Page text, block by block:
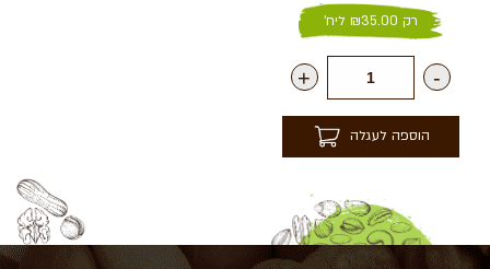
רק ₪35.00 ליח'
-
+
הוספה לעגלה